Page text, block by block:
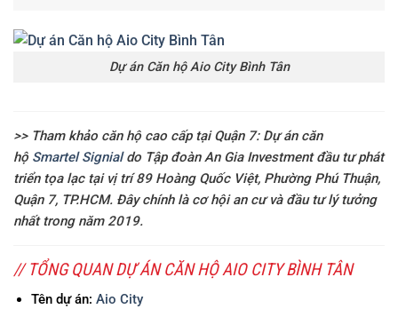
Dự án Căn hộ Aio City Bình Tân
>> Tham khảo căn hộ cao cấp tại Quận 7:Dự án căn
hộ Smartel Signial do Tập đoàn An Gia Investment đầu tư phát
triển tọa lạc tại vị trí 89 Hoàng Quốc Việt, Phường Phú Thuận,
Quận 7, TP.HCM. Đây chính là cơ hội an cư và đầu tư lý tưởng
nhất trong năm 2019.
// TỔNG QUAN DỰ ÁN CĂN HỘ AIO CITY BÌNH TÂN
Tên dự án: Aio City